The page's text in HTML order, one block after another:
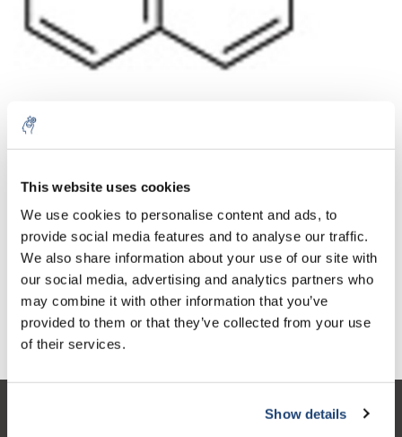
This website uses cookies
We use cookies to personalise content and ads, to
provide social media features and to analyse our traffic.
We also share information about your use of our site with
our social media, advertising and analytics partners who
may combine it with other information that you’ve
provided to them or that they’ve collected from your use
of their services.
Show details
1 Stuk Excl. btw
€253,78
Incl. btw
Toevoegen aan winkelwagen
Informatie